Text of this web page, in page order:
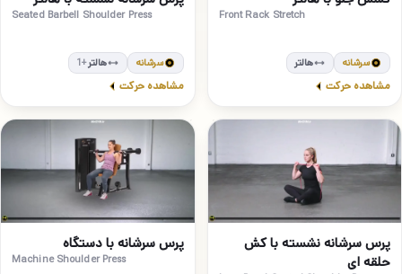
Front Rack Stretch
سرشانه هالتر
مشاهده حرکت
Seated Barbell Shoulder Press
سرشانه هالتر +1
مشاهده حرکت
پرس سرشانه نشسته با کش
حلقه ای
پرس سرشانه با دستگاه
Machine Shoulder Press